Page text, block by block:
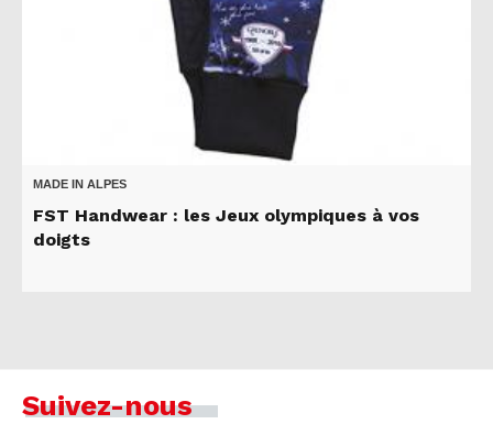
MADE IN ALPES
FST Handwear : les Jeux olympiques à vos
doigts
Suivez-nous